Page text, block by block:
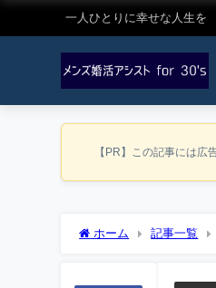
一人ひとりに幸せな人生を
【PR】この記事には広
ホーム 記事一覧